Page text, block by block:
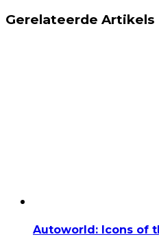
Gerelateerde Artikels
Autoworld: Icons of